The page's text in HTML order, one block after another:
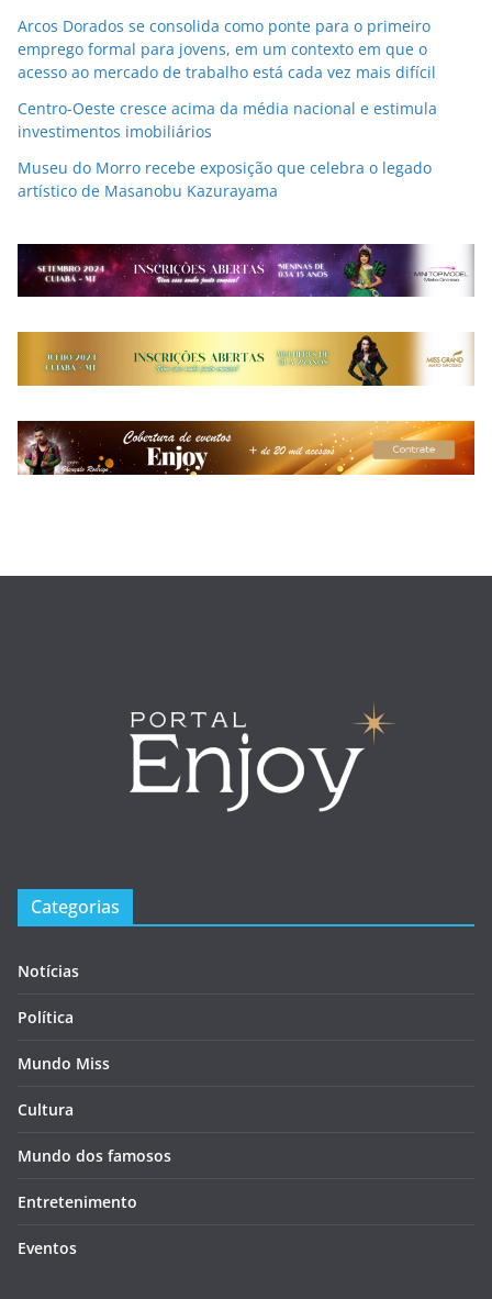
Arcos Dorados se consolida como ponte para o primeiro
emprego formal para jovens, em um contexto em que o
acesso ao mercado de trabalho está cada vez mais difícil
Centro-Oeste cresce acima da média nacional e estimula
investimentos imobiliários
Museu do Morro recebe exposição que celebra o legado
artístico de Masanobu Kazurayama
Categorias
Notícias
Política
Mundo Miss
Cultura
Mundo dos famosos
Entretenimento
Eventos